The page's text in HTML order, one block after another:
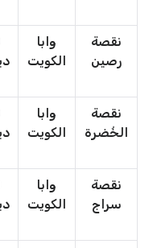
نقصة
رصين
وابا
الكويت
نقصة
الخُضرة
وابا
الكويت
نقصة
سراج
وابا
الكويت